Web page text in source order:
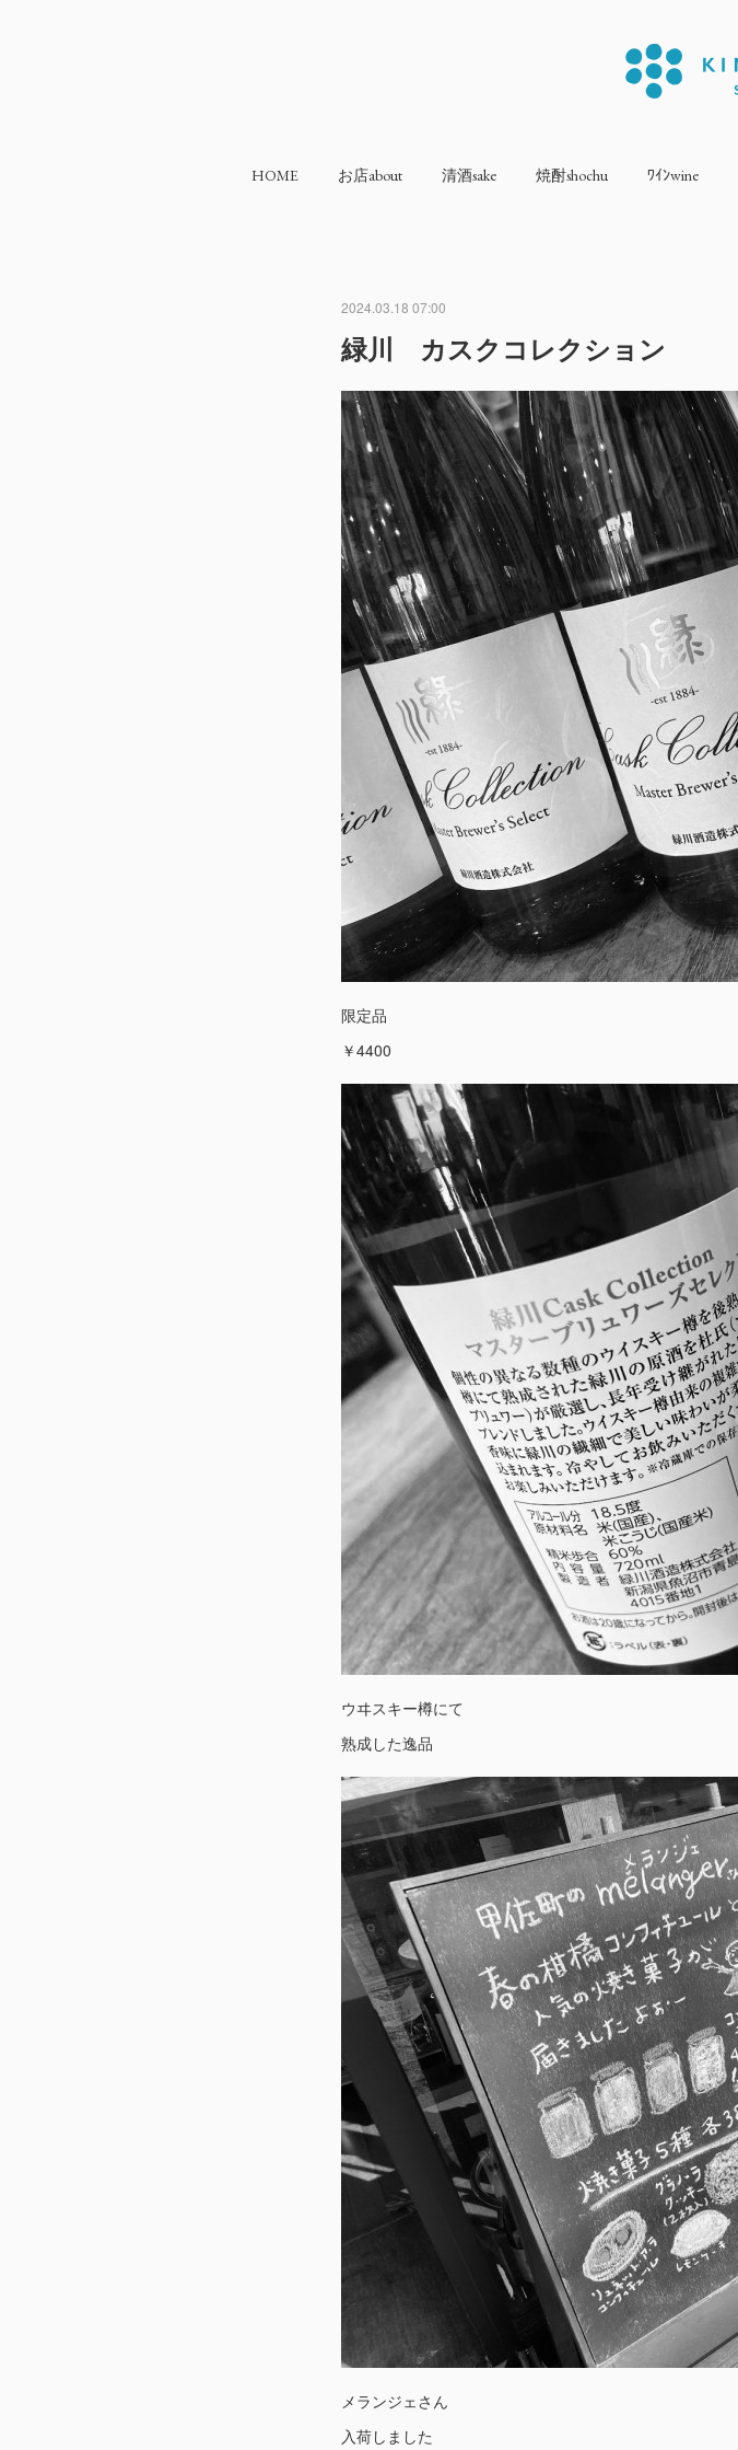
HOME お店about 清酒sake 焼酎shochu ﾜｲﾝwine
2024.03.18 07:00
緑川 カスクコレクション
限定品
￥4400
ウヰスキー樽にて
熟成した逸品
メランジェさん
入荷しました